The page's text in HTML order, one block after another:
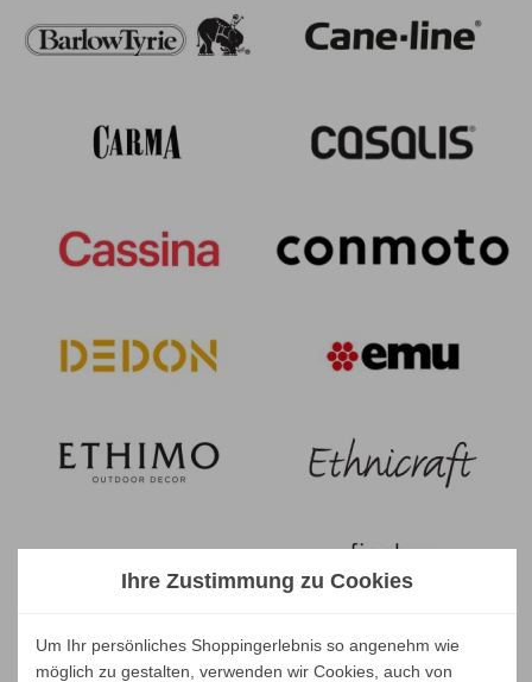
Ihre Zustimmung zu Cookies
Um Ihr persönliches Shoppingerlebnis so angenehm wie
möglich zu gestalten, verwenden wir Cookies, auch von